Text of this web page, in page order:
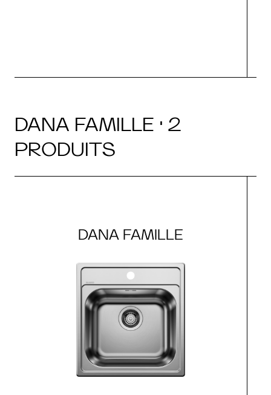
DANA FAMILLE · 2
PRODUITS
DANA FAMILLE